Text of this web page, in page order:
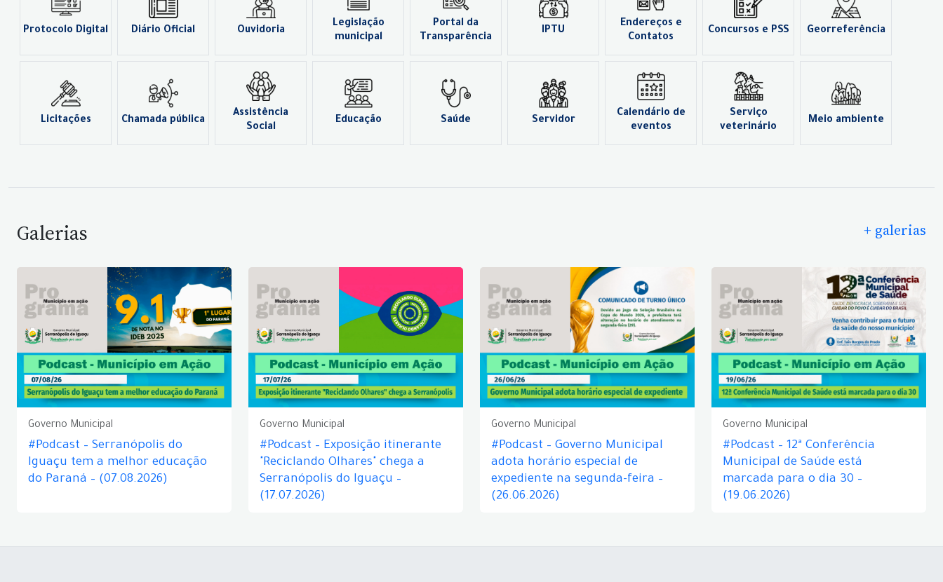
Protocolo Digital Diário Oficial Ouvidoria
Legislação
municipal
Portal da
Transparência
IPTU
Endereços e
Contatos
Concursos e PSS Georreferência
Licitações Chamada pública
Assistência
Social
Educação Saúde Servidor
Calendário de
eventos
Serviço
veterinário
Meio ambiente
Galerias + galerias
Governo Municipal
#Podcast – Serranópolis do
Iguaçu tem a melhor educação
do Paraná – (07.08.2026)
Governo Municipal
#Podcast – Exposição itinerante
"Reciclando Olhares" chega a
Serranópolis do Iguaçu –
(17.07.2026)
Governo Municipal
#Podcast – Governo Municipal
adota horário especial de
expediente na segunda-feira –
(26.06.2026)
Governo Municipal
#Podcast – 12ª Conferência
Municipal de Saúde está
marcada para o dia 30 –
(19.06.2026)